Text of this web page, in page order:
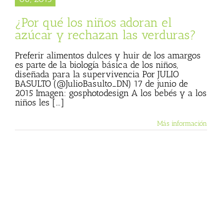
¿Por qué los niños adoran el
azúcar y rechazan las verduras?
Preferir alimentos dulces y huir de los amargos
es parte de la biología básica de los niños,
diseñada para la supervivencia Por JULIO
BASULTO (@JulioBasulto_DN) 17 de junio de
2015 Imagen: gosphotodesign A los bebés y a los
niños les [...]
Más información